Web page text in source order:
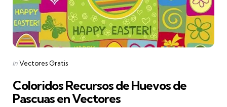
Categories
Posted
inVectores Gratis
Coloridos Recursos de Huevos de
Pascuas en Vectores